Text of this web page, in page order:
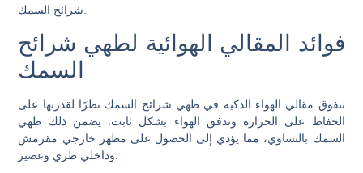
فوائد المقالي الهوائية لطهي شرائح
السمك
تتفوق مقالي الهواء الذكية في طهي شرائح السمك نظرًا لقدرتها على
الحفاظ على الحرارة وتدفق الهواء بشكل ثابت. يضمن ذلك طهي
السمك بالتساوي، مما يؤدي إلى الحصول على مظهر خارجي مقرمش